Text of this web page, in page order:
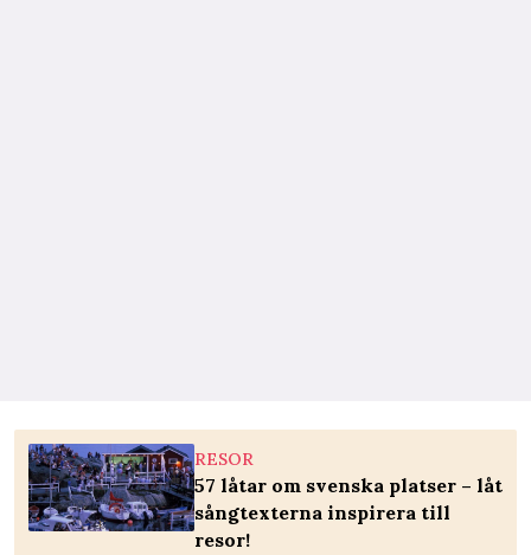
RESOR
57 låtar om svenska platser – låt
sångtexterna inspirera till
resor!